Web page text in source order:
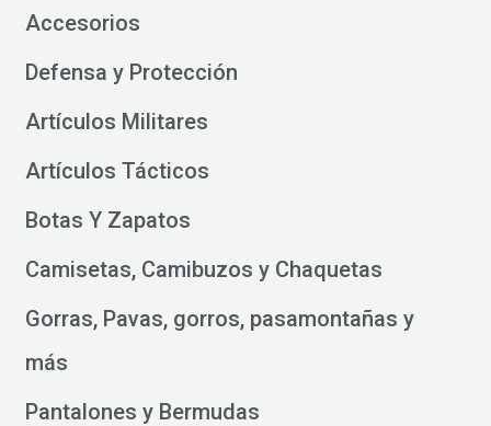
Accesorios
Defensa y Protección
Artículos Militares
Artículos Tácticos
Botas Y Zapatos
Camisetas, Camibuzos y Chaquetas
Gorras, Pavas, gorros, pasamontañas y
más
Pantalones y Bermudas